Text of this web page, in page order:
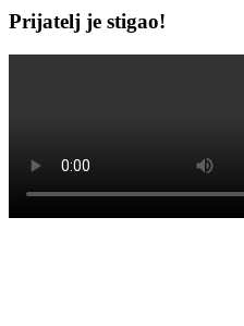
Prijatelj je stigao!